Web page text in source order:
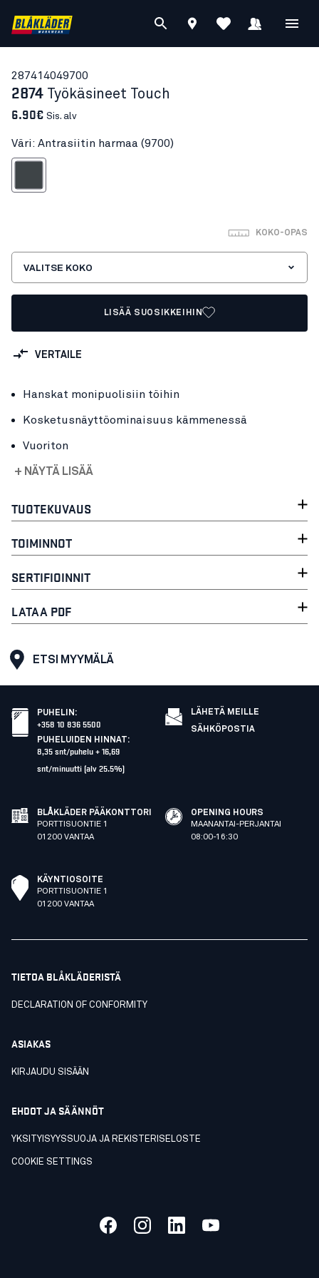
287414049700
2874 Työkäsineet Touch
6.90€ Sis. alv
Väri: Antrasiitin harmaa (9700)
KOKO-OPAS
VALITSE KOKO
LISÄÄ SUOSIKKEIHIN
VERTAILE
Hanskat monipuolisiin töihin
Kosketusnäyttöominaisuus kämmenessä
Vuoriton
+ NÄYTÄ LISÄÄ
TUOTEKUVAUS
TOIMINNOT
SERTIFIOINNIT
LATAA PDF
ETSI MYYMÄLÄ
PUHELIN :
+358 10 836 5500
PUHELUIDEN HINNAT:
8,35 snt/puhelu + 16,69
snt/minuutti (alv 25.5%)
LÄHETÄ MEILLE
SÄHKÖPOSTIA
BLÅKLÄDER PÄÄKONTTORI
PORTTISUONTIE 1
01200 VANTAA
OPENING HOURS
MAANANTAI-PERJANTAI
08:00-16:30
KÄYNTIOSOITE
PORTTISUONTIE 1
01200 VANTAA
TIETOA BLÅKLÄDERISTÄ
DECLARATION OF CONFORMITY
ASIAKAS
KIRJAUDU SISÄÄN
EHDOT JA SÄÄNNÖT
YKSITYISYYSSUOJA JA REKISTERISELOSTE
COOKIE SETTINGS